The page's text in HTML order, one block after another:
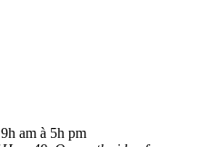
am à 5h pm